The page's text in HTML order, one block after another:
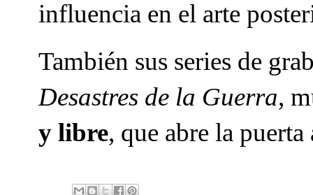
influencia en el arte
También sus series de
Desastres de la Guerra,
y libre, que abre la